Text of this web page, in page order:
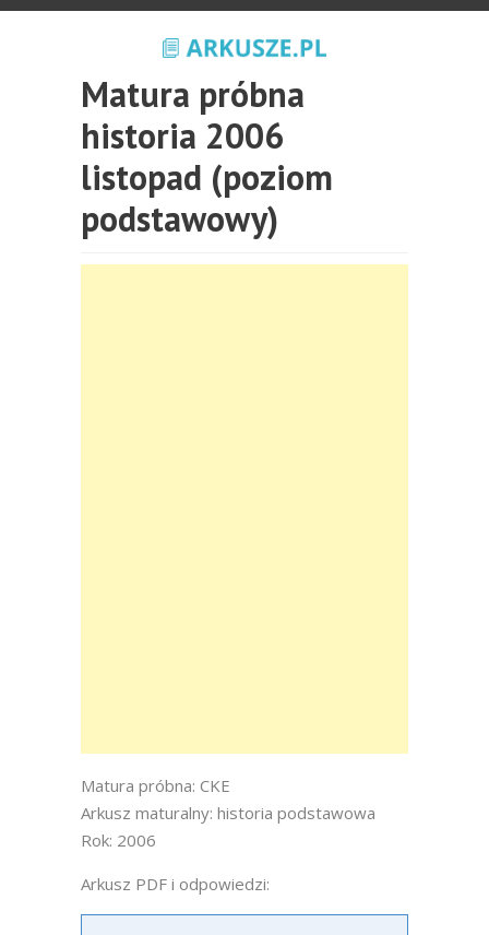
Matura próbna
historia 2006
listopad (poziom
podstawowy)
Matura próbna: CKE
Arkusz maturalny: historia podstawowa
Rok: 2006
Arkusz PDF i odpowiedzi: